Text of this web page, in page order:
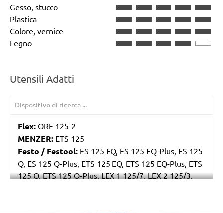
Gesso, stucco
Plastica
Colore, vernice
Legno
Utensili Adatti
Flex: ORE 125-2
MENZER: ETS 125
Festo / Festool: ES 125 EQ, ES 125 EQ-Plus, ES 125
Q, ES 125 Q-Plus, ETS 125 EQ, ETS 125 EQ-Plus, ETS
125 Q, ETS 125 Q-Plus, LEX 1 125/7, LEX 2 125/3,